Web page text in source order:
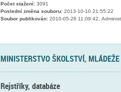
Počet stažení:3091
Poslední změna souboru:2013-10-10 21:55:22
Soubor publikován:2010-05-26 11:09:42,
MINISTERSTVO ŠKOLSTVÍ,
Rejstříky, databáze